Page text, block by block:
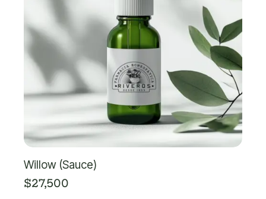
Willow (Sauce)
$27,500